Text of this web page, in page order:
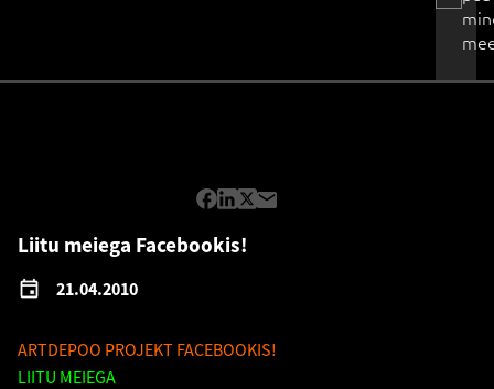
Liitu meiega Facebookis!
21.04.2010
ARTDEPOO PROJEKT FACEBOOKIS!
LIITU MEIEGA